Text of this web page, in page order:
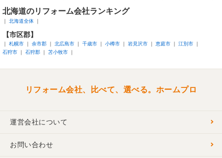
北海道のリフォーム会社ランキング
北海道全体
【市区郡】
札幌市 余市郡 北広島市 千歳市 小樽市 岩見沢市 恵庭市
江別市
石狩市
石狩郡 苫小牧市
リフォーム会社、比べて、選べる。ホームプロ
運営会社について
お問い合わせ